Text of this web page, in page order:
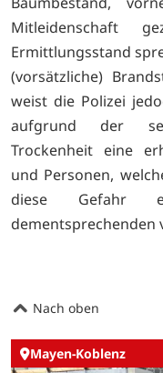
Mitleidenschaft
Ermittlungsstand
(vorsätzliche)
weist die Polizei
aufgrund der
Trockenheit eine
und Personen,
diese Gefahr
dementsprechenden
Nach oben
Mayen-Koblenz